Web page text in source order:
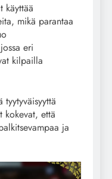
käyttää
mikä parantaa
eri
kilpailla
tyytyväisyyttä
kokevat, että
ja